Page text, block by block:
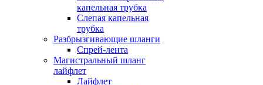
капельная трубка
Слепая капельная
трубка
Разбрызгивающие шланги
Спрей-лента
Магистральный шланг
лайфлет
Лайфлет